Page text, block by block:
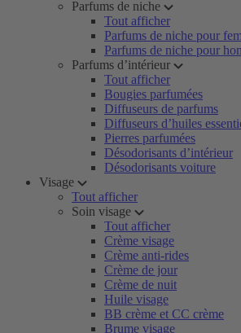
Parfums de niche
Tout afficher
Parfums de niche pour
Parfums de niche pour
Parfums d’intérieur
Tout afficher
Bougies parfumées
Diffuseurs de parfums
Diffuseurs d’huiles
Pierres parfumées
Désodorisants d’intérieur
Désodorisants voiture
Visage
Tout afficher
Soin visage
Tout afficher
Crème visage
Crème anti-rides
Crème de jour
Crème de nuit
Huile visage
BB crème et CC crème
Brume visage